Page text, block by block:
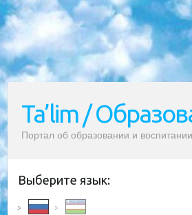
Ta’lim /
Портал об образовании и воспитании
Выберите язык: